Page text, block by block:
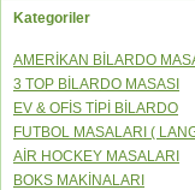
Kategoriler
AMERİKAN BİLARDO
3 TOP BİLARDO MASASI
EV & OFİS TİPİ BİLARDO
FUTBOL MASALARI (
AİR HOCKEY MASALARI
BOKS MAKİNALARI